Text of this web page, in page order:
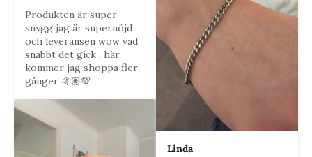
Produkten är super
snygg jag är supernöjd
och leveransen wow vad
snabbt det gick , här
kommer jag shoppa fler
gånger 🤙🏽💯
Linda